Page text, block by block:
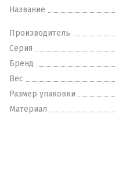
Название
Производитель
Серия
Бренд
Вес
Размер упаковки
Материал